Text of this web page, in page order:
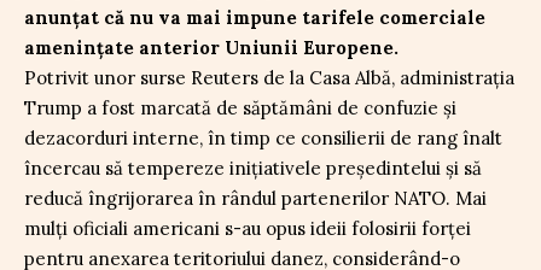
anunțat că nu va mai impune tarifele comerciale
amenințate anterior Uniunii Europene.
Potrivit unor surse Reuters de la Casa Albă, administrația
Trump a fost marcată de săptămâni de confuzie și
dezacorduri interne, în timp ce consilierii de rang înalt
încercau să tempereze inițiativele președintelui și să
reducă îngrijorarea în rândul partenerilor NATO. Mai
mulți oficiali americani s-au opus ideii folosirii forței
pentru anexarea teritoriului danez, considerând-o